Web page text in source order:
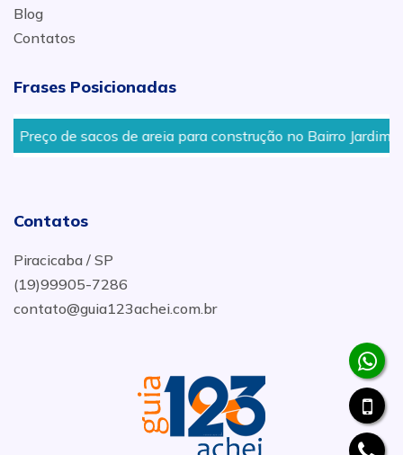
Blog
Contatos
Frases Posicionadas
Preço de sacos de areia para construção no Bairro Jardim
Contatos
Piracicaba / SP
(19)99905-7286
contato@guia123achei.com.br